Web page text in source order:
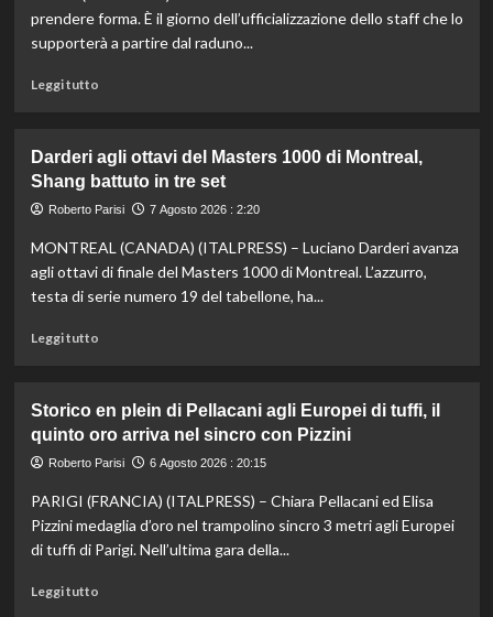
di
fondo,
nella
gara
maschile
prendere forma. È il giorno dell’ufficializzazione dello staff che lo
supporterà a partire dal raduno...
Leggi tuttoLeggi
Nazionale,
ecco
lo
di
Mancini:
Bollini
Bonucci
tra
i
Darderi agli ottavi del Masters 1000 di Montreal,
Shang battuto in tre set
Roberto Parisi 7 Agosto 2026 : 2:20
MONTREAL (CANADA) (ITALPRESS) – Luciano Darderi avanza
agli ottavi di finale del Masters 1000 di Montreal. L’azzurro,
testa di serie numero 19 del tabellone, ha...
Leggi tuttoLeggi
Darderi
agli
ottavi
Masters
1000
di
Storico en plein di Pellacani agli Europei di tuffi, il
quinto oro arriva nel sincro con Pizzini
Roberto Parisi 6 Agosto 2026 : 20:15
PARIGI (FRANCIA) (ITALPRESS) – Chiara Pellacani ed Elisa
Pizzini medaglia d’oro nel trampolino sincro 3 metri agli Europei
di tuffi di Parigi. Nell’ultima gara della...
Leggi tuttoLeggi